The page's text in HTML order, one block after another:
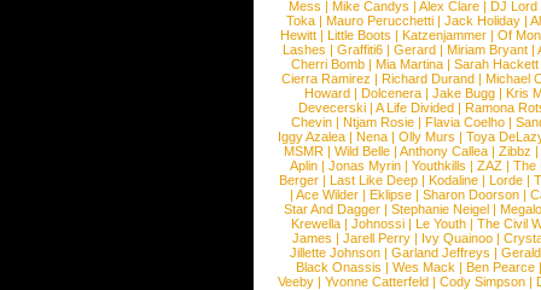
Mess | Mike Candys | Alex Clare | DJ Lord
Toka | Mauro Perucchetti | Jack Holiday |
Hewitt |Little Boots |Katzenjammer |Of
Lashes |Graffiti6 |Gerard |Miriam Bryant |
Cherri Bomb | Mia Martina | Sarah Hackett
Cierra Ramirez | Richard Durand | Michael
Howard |Dolcenera |Jake Bugg |Kris
Devecerski |A Life Divided |Ramona
Chevin |Ntjam Rosie |Flavia Coelho |
Iggy Azalea | Nena | Olly Murs | Toya
MSMR |Wild Belle |Anthony Callea |Zibbz
Aplin | Jonas Myrin | Youthkills | ZAZ | The
Berger |Last Like Deep |Kodaline |Lorde |
|Ace Wilder |Eklipse |Sharon Doorson |
Star And Dagger | Stephanie Neigel |
Krewella | Johnossi | Le Youth | The Civil
James | Jarell Perry | Ivy Quainoo |
Jillette Johnson | Garland Jeffreys |
Black Onassis | Wes Mack | Ben Pearce
Veeby | Yvonne Catterfeld | Cody Simpson |